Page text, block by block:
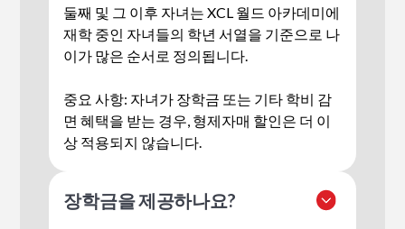
둘째 및 그 이후 자녀는 XCL 월드 아카데미에
재학 중인 자녀들의 학년 서열을 기준으로 나
이가 많은 순서로 정의됩니다.
중요 사항: 자녀가 장학금 또는 기타 학비 감
면 혜택을 받는 경우, 형제자매 할인은 더 이
상 적용되지 않습니다.
장학금을 제공하나요?